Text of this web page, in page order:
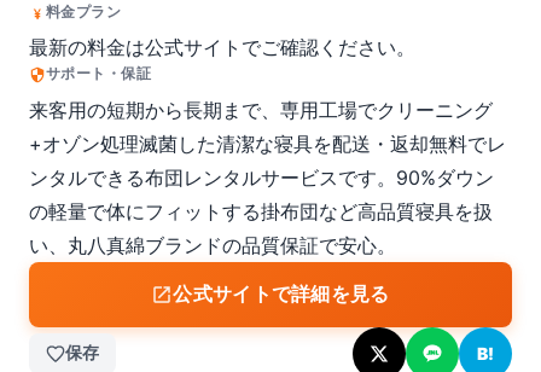
料金プラン
最新の料金は公式サイトでご確認ください。
サポート・保証
来客用の短期から長期まで、専用工場でクリーニング
+オゾン処理滅菌した清潔な寝具を配送・返却無料でレ
ンタルできる布団レンタルサービスです。90%ダウン
の軽量で体にフィットする掛布団など高品質寝具を扱
い、丸八真綿ブランドの品質保証で安心。
公式サイトで詳細を見る
保存 B!